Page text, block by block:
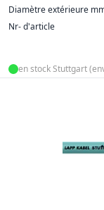
Diamètre extérieure
Nr- d'article
en stock Stuttgart